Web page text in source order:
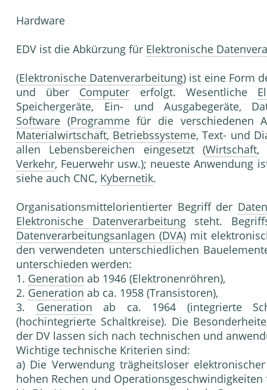
Hardware
EDV ist die Abkürzung für Elektronische
(Elektronische Datenverarbeitung) ist eine Form
und über Computer erfolgt. Wesentliche
Speichergeräte, Ein- und Ausgabegeräte,
Software (Programme für die verschiedenen
Materialwirtschaft, Betriebssysteme, Text- und
allen Lebensbereichen eingesetzt (Wirtschaft,
Verkehr, Feuerwehr usw.); neueste Anwendung
siehe auch CNC, Kybernetik.
Organisationsmittelorientierter Begriff der
Elektronische Datenverarbeitungsteht.
Datenverarbeitungsanlagen (DVA) mit
den verwendeten unterschiedlichen
unterschieden werden:
1. Generation ab 1946 (Elektronenröhren),
2. Generation ab ca. 1958 (Transistoren),
3. Generation ab ca. 1964 (integrierte
(hochintegrierte Schaltkreise). Die
der DV lassen sich nach technischen und
Wichtige technische Kriterien sind:
a) Die Verwendung trägheitsloser
hohen Rechen und Operationsgeschwindigkeiten